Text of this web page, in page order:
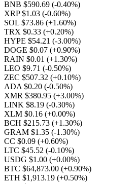
BNB $590.69 (-0.40%)
XRP $1.03 (-0.60%)
SOL $73.86 (+1.60%)
TRX $0.33 (+0.20%)
HYPE $54.21 (-3.00%)
DOGE $0.07 (+0.90%)
RAIN $0.01 (+1.30%)
LEO $9.71 (-0.50%)
ZEC $507.32 (+0.10%)
ADA $0.20 (-0.50%)
XMR $380.95 (+3.00%)
LINK $8.19 (-0.30%)
XLM $0.16 (+0.00%)
BCH $215.73 (+1.30%)
GRAM $1.35 (-1.30%)
CC $0.09 (+0.60%)
LTC $45.52 (-0.10%)
USDG $1.00 (+0.00%)
BTC $64,873.00 (+0.90%)
ETH $1,913.19 (+0.50%)